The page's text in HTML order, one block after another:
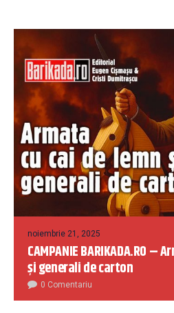
noiembrie 21, 2025
CAMPANIE BARIKADA.RO –
și generali de carton
0 Comentariu